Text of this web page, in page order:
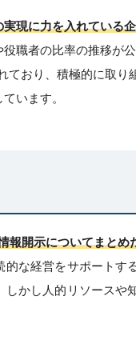
現に力を入れている
職者の比率の推移が
ており、積極的に取
います。
報開示についてまと
的な経営をサポート
しかし人的リソース